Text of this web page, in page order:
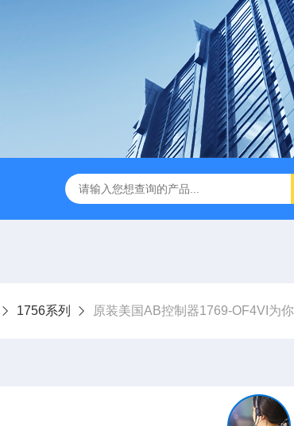
1756系列 原装美国AB控制器1769-OF4VI为